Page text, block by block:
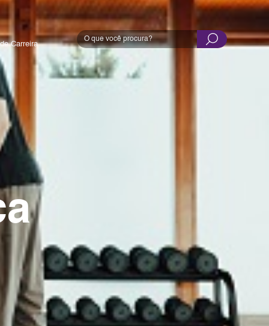
Carreira